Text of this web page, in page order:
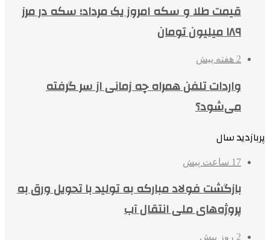
قیمت طلا و سکه امروز یک مرداد؛ سکه در مرز
۱۸۹ میلیون تومان
2 هفته پیش
واردات تلفن همراه چه زمانی از سر گرفته
می‌شود؟
پربازدید سال
17 ساعت پیش
بازگشت فولاد مبارکه به تولید با تحویل ورق به
پروژه‌های ملی انتقال آب
2 روز پیش